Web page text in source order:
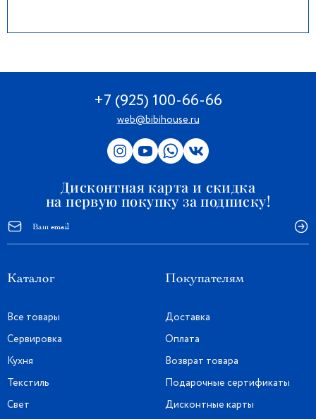
+7 (925) 100-66-66
web@bibihouse.ru
Дисконтная карта и скидка
на первую покупку за подписку!
Каталог
Все товары
Сервировка
Кухня
Текстиль
Свет
Покупателям
Доставка
Оплата
Возврат товара
Подарочные сертификаты
Дисконтные карты